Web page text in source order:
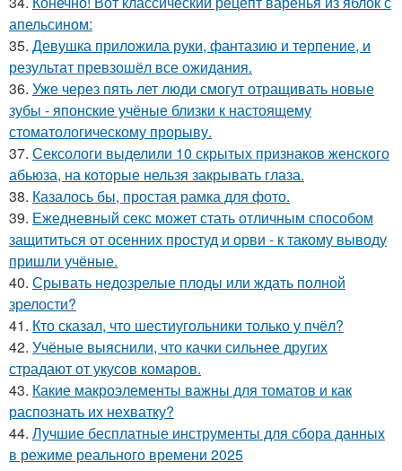
апельсином:
35. Девушка приложила руки, фантазию и терпение, и
результат превзошёл все ожидания.
36. Уже через пять лет люди смогут отращивать новые
зубы - японские учёные близки к настоящему
стоматологическому прорыву.
37. Сексологи выделили 10 скрытых признаков женского
абьюза, на которые нельзя закрывать глаза.
38. Казалось бы, простая рамка для фото.
39. Ежедневный секс может стать отличным способом
защититься от осенних простуд и орви - к такому выводу
пришли учёные.
40. Срывать недозрелые плоды или ждать полной
зрелости?
41. Кто сказал, что шестиугольники только у пчёл?
42. Учёные выяснили, что качки сильнее других
страдают от укусов комаров.
43. Какие макроэлементы важны для томатов и как
распознать их нехватку?
44. Лучшие бесплатные инструменты для сбора данных
в режиме реального времени 2025